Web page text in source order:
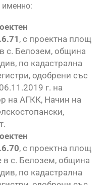
именно:
, с проектна площ
с. Белозем, община
по кадастрална
одобрени със
г. на
на АГКК, Начин на
, с проектна площ
в с. Белозем, община
по кадастрална